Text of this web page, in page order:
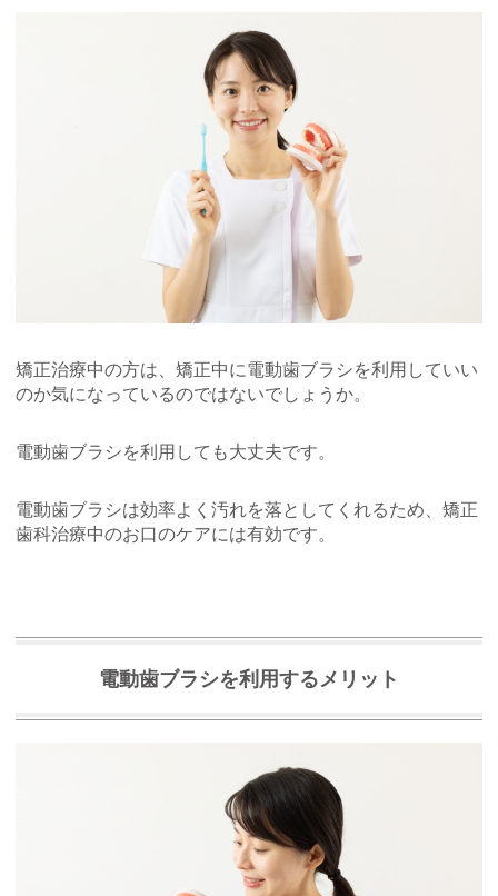
矯正治療中の方は、矯正中に電動歯ブラシを利用していい
のか気になっているのではないでしょうか。
電動歯ブラシを利用しても大丈夫です。
電動歯ブラシは効率よく汚れを落としてくれるため、矯正
歯科治療中のお口のケアには有効です。
電動歯ブラシを利用するメリット